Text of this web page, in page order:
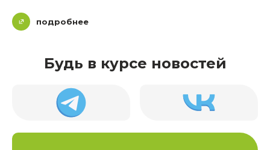
подробнее
Будь в курсе новостей